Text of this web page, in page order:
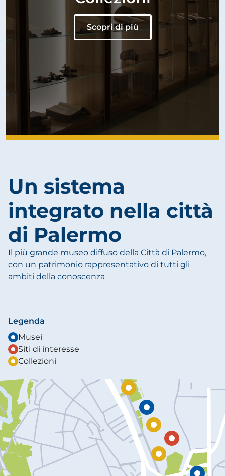
Scopri di più
Un sistema
integrato nella città
di Palermo
Il più grande museo diffuso della Città di Palermo,
con un patrimonio rappresentativo di tutti gli
ambiti della conoscenza
Legenda
Musei
Siti di interesse
Collezioni